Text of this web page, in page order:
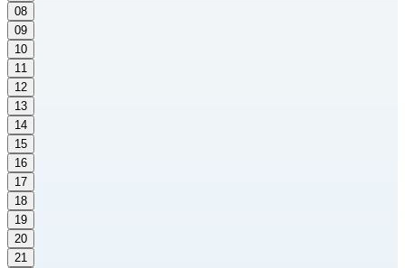
08
09
10
11
12
13
14
15
16
17
18
19
20
21